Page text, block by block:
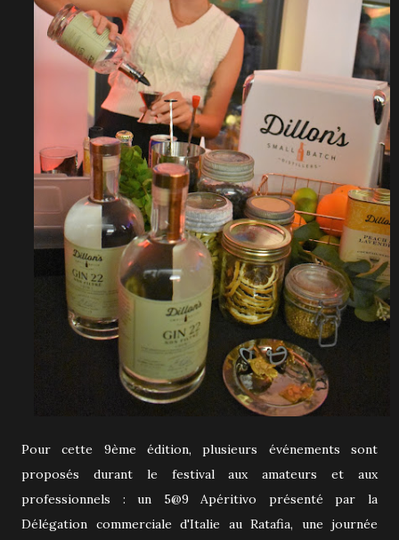
Pour cette 9ème édition, plusieurs événements sont
proposés durant le festival aux amateurs et aux
professionnels : un 5@9 Apéritivo présenté par la
Délégation commerciale d'Italie au Ratafia, une journée